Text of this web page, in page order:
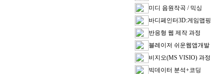
미디 음원작곡 / 믹싱
바디페인터3D:게임맵핑
반응형 웹 제작 과정
블레이저 쉬운웹앱개발
비지오(MS VISIO) 과정
빅데이터 분석+코딩